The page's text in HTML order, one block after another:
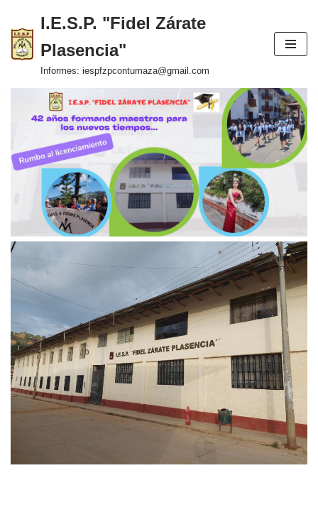
Saltar
al
contenido
I.E.S.P. "Fidel Zárate
Plasencia"
Informes: iespfzpcontumaza@gmail.com